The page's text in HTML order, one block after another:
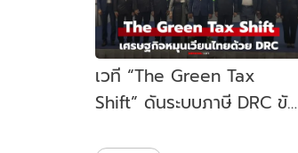
เวที “The Green Tax
Shift” ดันระบบภาษี DRC ขับ